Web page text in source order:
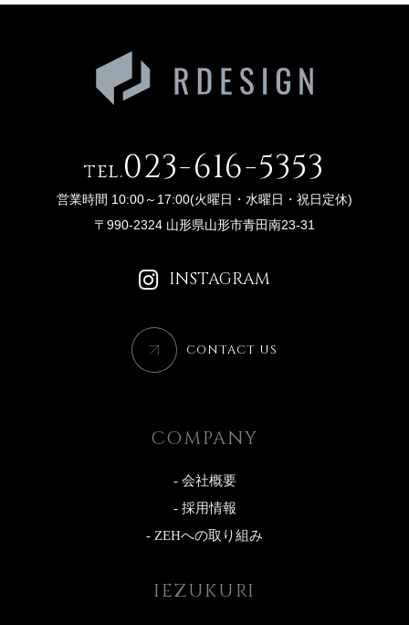
tel.023-616-5353
営業時間 10:00～17:00(火曜日・水曜日・祝日定休)
〒990-2324 山形県山形市青田南23-31
INSTAGRAM
CONTACT US
COMPANY
- 会社概要
- 採用情報
- ZEHへの取り組み
IEZUKURI